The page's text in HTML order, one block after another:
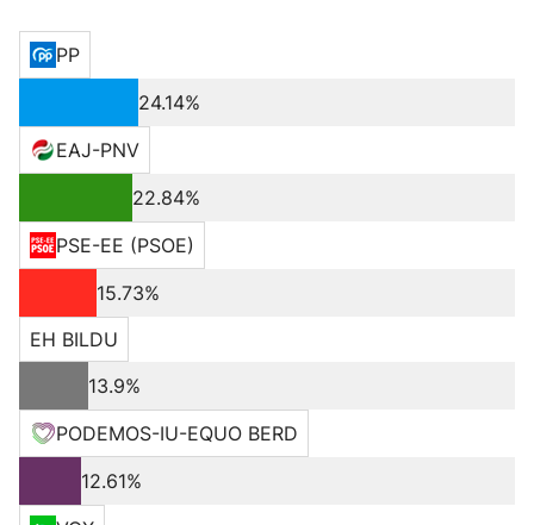
PP
24.14%
EAJ-PNV
22.84%
PSE-EE (PSOE)
15.73%
EH BILDU
13.9%
PODEMOS-IU-EQUO BERD
12.61%